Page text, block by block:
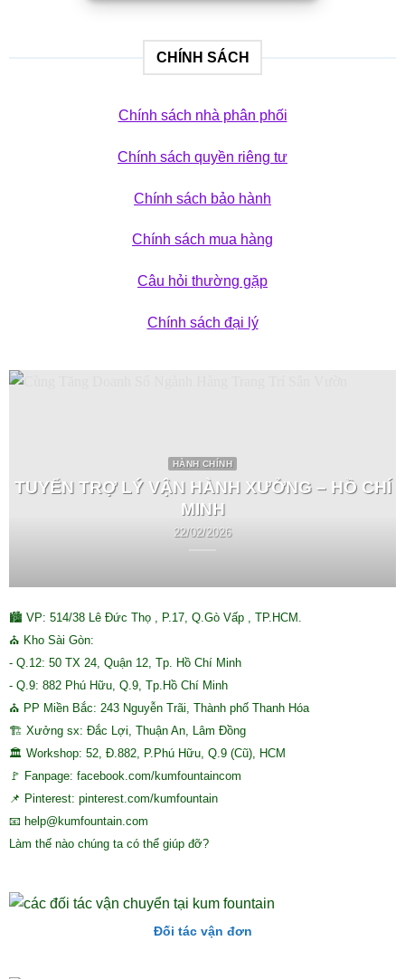
CHÍNH SÁCH
Chính sách nhà phân phối
Chính sách quyền riêng tư
Chính sách bảo hành
Chính sách mua hàng
Câu hỏi thường gặp
Chính sách đại lý
HÀNH CHÍNH
TUYỂN TRỢ LÝ VẬN HÀNH XƯỞNG – HỒ CHÍ
MINH
22/02/2026
🏙 VP: 514/38 Lê Đức Thọ , P.17, Q.Gò Vấp , TP.HCM.
⛪ Kho Sài Gòn:
- Q.12: 50 TX 24, Quận 12, Tp. Hồ Chí Minh
- Q.9: 882 Phú Hữu, Q.9, Tp.Hồ Chí Minh
⛪ PP Miền Bắc: 243 Nguyễn Trãi, Thành phố Thanh Hóa
🏗 Xưởng sx: Đắc Lợi, Thuận An, Lâm Đồng
🏛 Workshop: 52, Đ.882, P.Phú Hữu, Q.9 (Cũ), HCM
🚩 Fanpage: facebook.com/kumfountaincom
📌 Pinterest: pinterest.com/kumfountain
📧 help@kumfountain.com
Làm thế nào chúng ta có thể giúp đỡ?
Đối tác vận đơn